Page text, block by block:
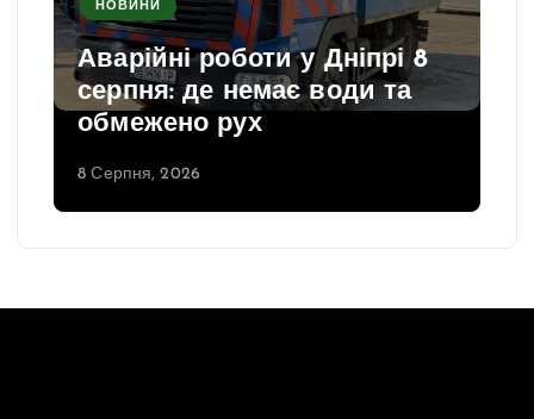
НОВИНИ
Аварійні роботи у Дніпрі 8
серпня: де немає води та
обмежено рух
8 Серпня, 2026